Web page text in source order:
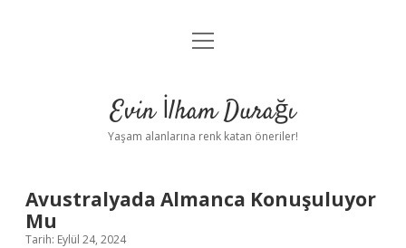
Anasayfa
Yasal Uyarı
menüyü
Evin İlham Durağı
Yaşam alanlarına renk katan öneriler!
Avustralyada Almanca Konuşuluyor
Mu
Tarih: Eylül 24, 2024